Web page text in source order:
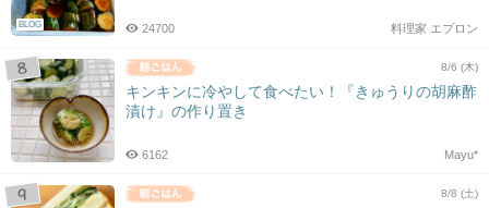
BLOG 料理家 エプロン
24700
8/6 (木)
キンキンに冷やして食べたい！『きゅうりの胡麻酢
漬け』の作り置き
Mayu*
6162
8/8 (土)